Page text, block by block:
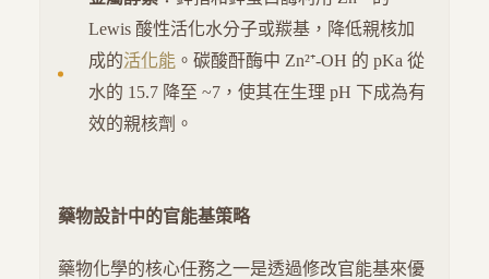
Lewis 酸性活化水分子或羰基，降低親核加
成的活化能 。碳酸酐酶中 Zn²⁺-OH 的 pKa 從
水的 15.7 降至 ~7，使其在生理 pH 下成為有
效的親核劑。
藥物設計中的官能基策略
藥物化學的核心任務之一是透過修改官能基來優